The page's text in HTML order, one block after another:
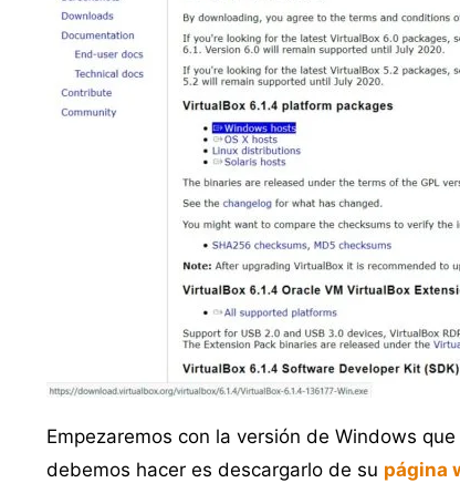
Empezaremos con la versión de Windows
debemos hacer es descargarlo de su página